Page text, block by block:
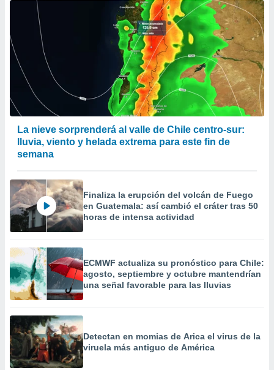
La nieve sorprenderá al valle de Chile centro-sur:
lluvia, viento y helada extrema para este fin de
semana
Finaliza la erupción del volcán de Fuego
en Guatemala: así cambió el cráter tras 50
horas de intensa actividad
ECMWF actualiza su pronóstico para Chile:
agosto, septiembre y octubre mantendrían
una señal favorable para las lluvias
Detectan en momias de Arica el virus de la
viruela más antiguo de América